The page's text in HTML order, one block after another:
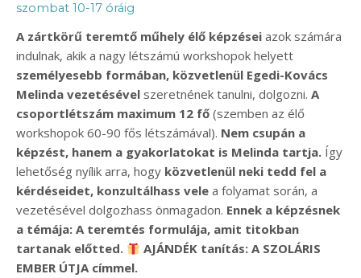
szombat 10-17 óráig
A zártkörű teremtő műhely élő képzései azok számára
indulnak, akik a nagy létszámú workshopok helyett
személyesebb formában, közvetlenül Egedi-Kovács
Melinda vezetésével szeretnének tanulni, dolgozni. A
csoportlétszám maximum 12 fő (szemben az élő
workshopok 60-90 fős létszámával). Nem csupán a
képzést, hanem a gyakorlatokat is Melinda tartja. Így
lehetőség nyílik arra, hogy közvetlenül neki tedd fel a
kérdéseidet, konzultálhass vele a folyamat során, a
vezetésével dolgozhass önmagadon. Ennek a képzésnek
a témája: A teremtés formulája, amit titokban
tartanak előtted.
​ AJÁNDÉK tanítás: A SZOLÁRIS
EMBER ÚTJA címmel.